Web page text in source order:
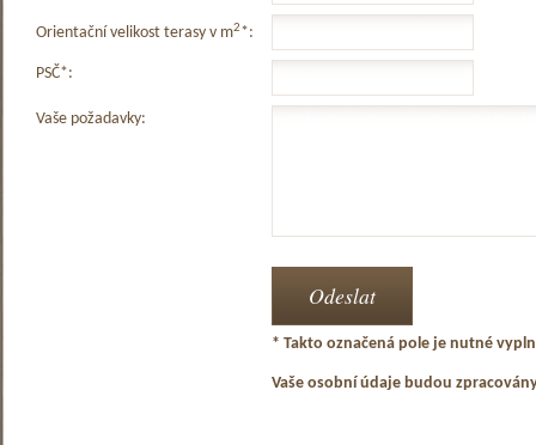
Orientační velikost terasy v m2*:
PSČ*:
Vaše požadavky:
* Takto označená pole je nutné
Vaše osobní údaje budou